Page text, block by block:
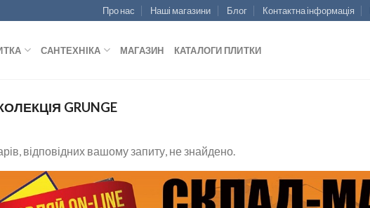
Про нас Наші магазини Блог Контактна інформація
САНТЕХНІКА МАГАЗИН КАТАЛОГИ ПЛИТКИ
GRUNGE
відповідних вашому запиту, не знайдено.